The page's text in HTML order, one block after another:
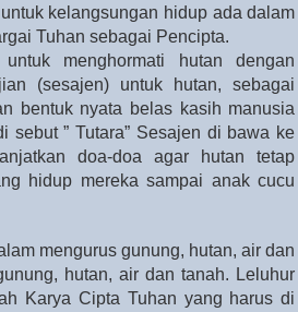
kelangsungan hidup ada dalam
Tuhan sebagai Pencipta.
menghormati hutan dengan
(sesajen) untuk hutan, sebagai
bentuk nyata belas kasih manusia
sebut ” Tutara” Sesajen di bawa ke
doa-doa agar hutan tetap
hidup mereka sampai anak cucu
mengurus gunung, hutan, air dan
hutan, air dan tanah. Leluhur
Karya Cipta Tuhan yang harus di